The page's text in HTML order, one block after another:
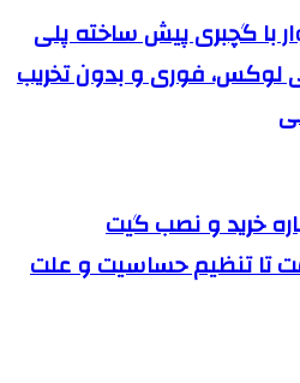
با گچبری پیش ساخته پلی
لوکس، فوری و بدون تخریب
خرید و نصب گیت
تا تنظیم حساسیت و علت